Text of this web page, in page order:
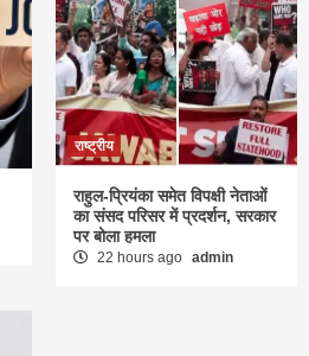
राष्ट्रीय
राहुल-प्रियंका समेत विपक्षी नेताओं
का संसद परिसर में प्रदर्शन, सरकार
पर बोला हमला
22 hours ago admin